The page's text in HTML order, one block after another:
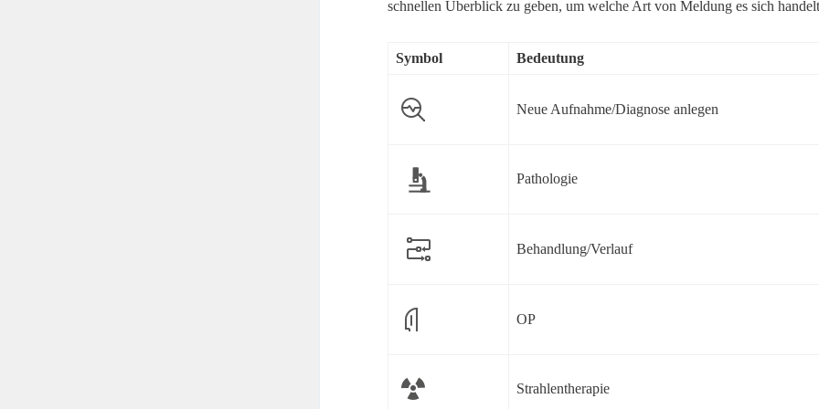
schnellen Überblick zu geben, um welche Art von Meldung es sich
Symbol Bedeutung
Neue Aufnahme/Diagnose anlegen
Pathologie
Behandlung/Verlauf
OP
Strahlentherapie